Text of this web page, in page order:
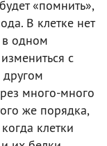
«помнить»,
В клетке нет
в одном
с
другом
много-много
же порядка,
клетки